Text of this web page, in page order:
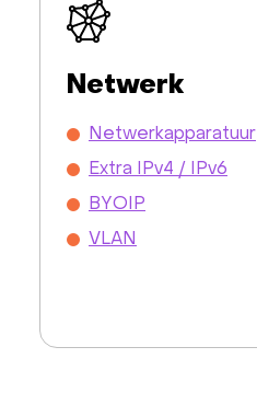
Netwerk
Netwerkapparatuur
Extra IPv4 / IPv6
BYOIP
VLAN